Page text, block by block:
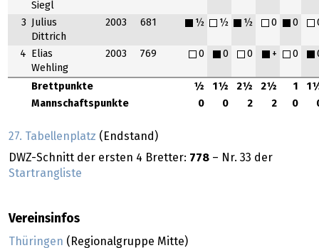
Brettpunkte ½ 1½ 2½ 2½ 1
Mannschaftspunkte
0 0 2 2 0
Siegl
3
Julius
Dittrich
2003 681 ½ ½ ½ 0 0
4
Elias
Wehling
2003 769 0 0 0 + 0
27. Tabellenplatz (Endstand)
DWZ-Schnitt der ersten 4 Bretter: 778 – Nr. 33 der
Startrangliste
Vereinsinfos
Thüringen (Regionalgruppe Mitte)